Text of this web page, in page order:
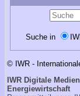
Suche in
© IWR -
IWR Digitale
Energiewirtschaft